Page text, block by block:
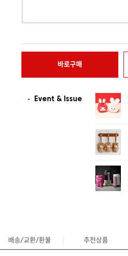
바로구매
Event & Issue
배송/교환/환불 추천상품